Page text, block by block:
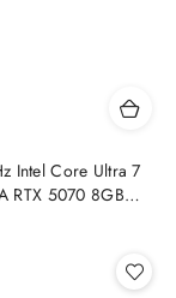
Intel Core Ultra 7
RTX 5070 8GB